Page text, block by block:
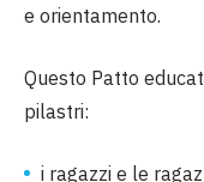
e orientamento.
Questo Patto
pilastri:
i ragazzi e le